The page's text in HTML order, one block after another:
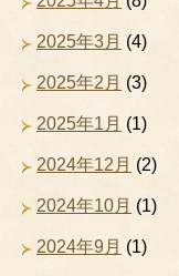
2025年3月 (4)
2025年2月 (3)
2025年1月 (1)
2024年12月 (2)
2024年10月 (1)
2024年9月 (1)